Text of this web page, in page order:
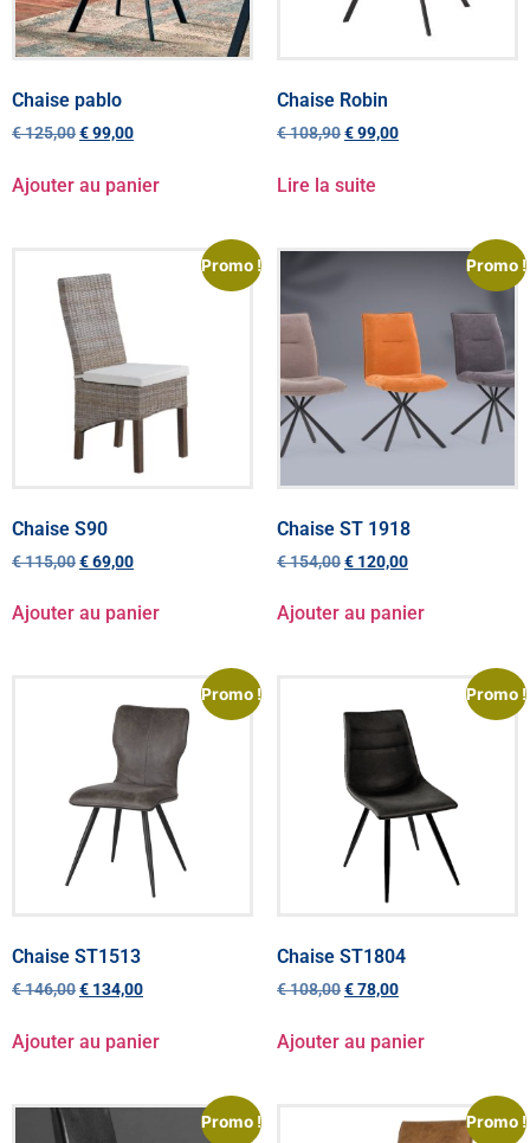
Chaise pablo
€125,00€99,00
Ajouter au panier
Chaise Robin
€108,90€99,00
Lire la suite
Promo !
Chaise S90
€115,00€69,00
Ajouter au panier
Promo !
Chaise ST 1918
€154,00€ 120,00
Ajouter au panier
Promo !
Chaise ST1513
€146,00€ 134,00
Ajouter au panier
Promo !
Chaise ST1804
€108,00€78,00
Ajouter au panier
Promo ! Promo !